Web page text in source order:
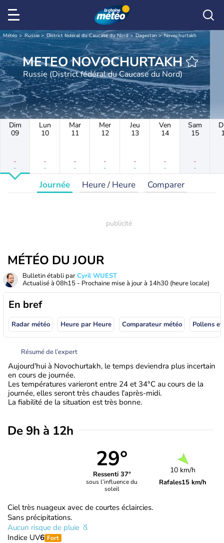
Météo Russie District fédéral du Caucase du Nord Dagestan Novochurtakh
METEO NOVOCHURTAKH
Russie (District fédéral du Caucase du Nord)
Dim
09
-
-
Lun
10
-
-
Mar
11
-
-
Mer
12
-
-
Jeu
13
-
-
Ven
14
-
-
Sam
15
-
-
Journée Heure / Heure Comparer
MÉTÉO DU JOUR
Bulletin établi parCyril WUEST
Actualisé à 08h15 - Prochaine mise à jour à 14h30 (heure locale)
En bref
Radar météo Heure par Heure Comparateur météo Pollens
Résumé de l’expert
Aujourd'hui à Novochurtakh, le temps deviendra plus incertain
en cours de journée.
Les températures varieront entre 24 et 34°C au cours de la
journée, elles seront très chaudes l'après-midi.
La fiabilité de la situation est très bonne.
De 9h à 12h
29°
Ressenti 37°
sous l’influence du
soleil
10 km/h
Rafales15 km/h
Ciel très nuageux avec de courtes éclaircies.
Sans précipitations.
Aucun risque de pluie
Indice UV6 Fort